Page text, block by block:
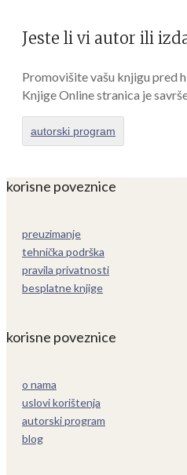
Jeste li vi autor ili
Promovišite vašu knjigu pred
Knjige Online stranica je
autorski program
korisne poveznice
preuzimanje
tehnička podrška
pravila privatnosti
besplatne knjige
korisne poveznice
o nama
uslovi korištenja
autorski program
blog